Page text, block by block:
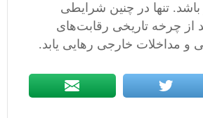
تنها در چنین شرایطی
از چرخه تاریخی رقابت‌های
و مداخلات خارجی رهایی یابد.